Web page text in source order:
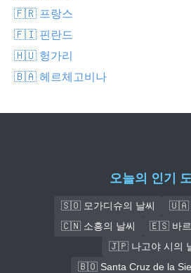
🇫🇷 프랑스
🇫🇮 핀란드
🇭🇺 헝가리
🇧🇦 헤르체고비나
오늘의 인기
🇸🇴 모가디슈의 날씨
🇺🇦
🇨🇳 소흥의 날씨
🇪🇸 바르
🇯🇵 나고야 시의
🇧🇴 Santa Cruz de la